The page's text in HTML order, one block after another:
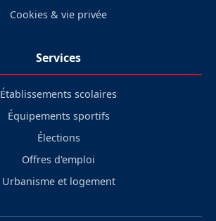
Cookies & vie privée
Services
Établissements scolaires
Équipements sportifs
Élections
Offres d'emploi
Urbanisme et logement